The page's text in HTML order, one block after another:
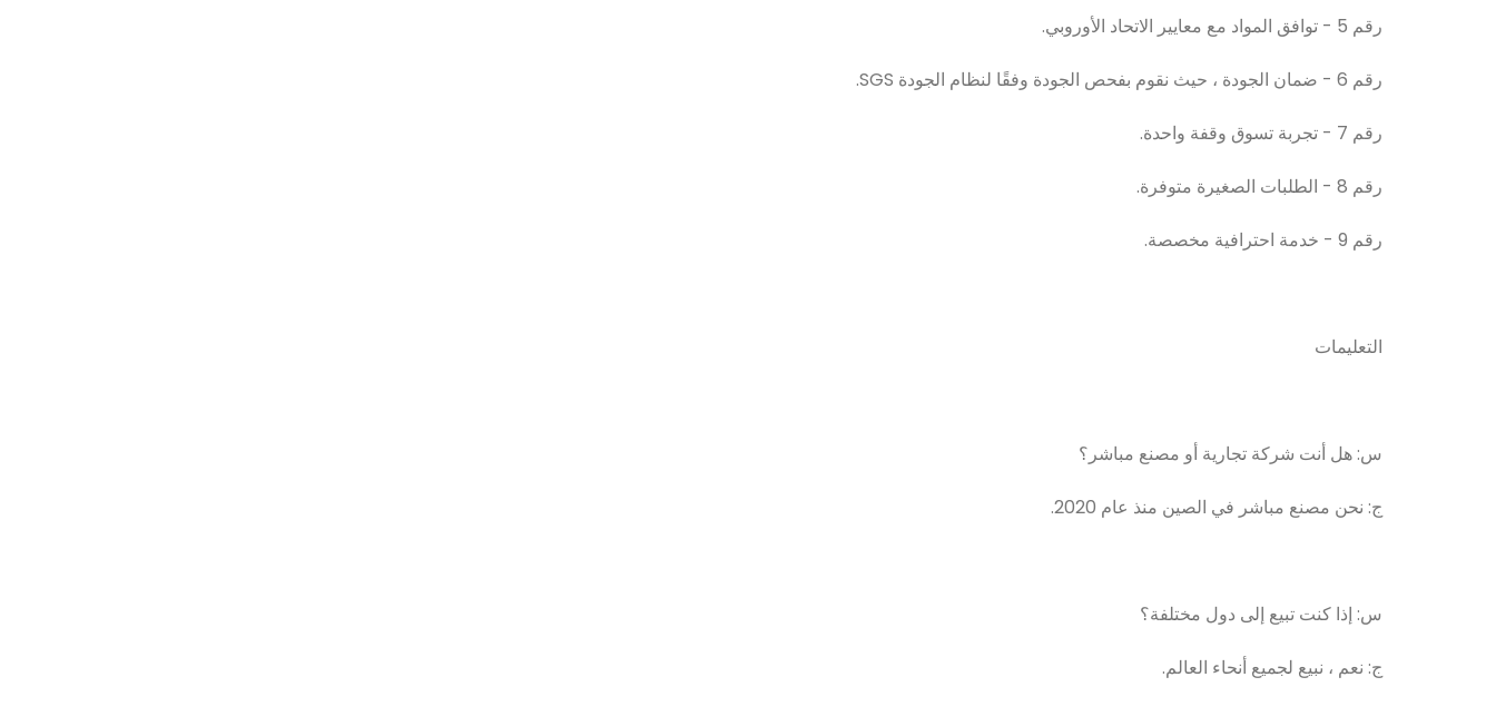
رقم 5 - توافق المواد مع معايير الاتحاد الأوروبي.
رقم 6 - ضمان الجودة ، حيث نقوم بفحص الجودة وفقًا لنظام الجودة SGS.
رقم 7 - تجربة تسوق وقفة واحدة.
رقم 8 - الطلبات الصغيرة متوفرة.
رقم 9 - خدمة احترافية مخصصة.
التعليمات
س: هل أنت شركة تجارية أو مصنع مباشر؟
ج: نحن مصنع مباشر في الصين منذ عام 2020.
س: إذا كنت تبيع إلى دول مختلفة؟
ج: نعم ، نبيع لجميع أنحاء العالم.